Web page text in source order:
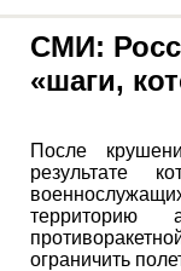
СМИ:
«шаги,
После
результате
территорию
ограничить